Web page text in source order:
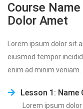
Course
Dolor Amet
Lorem ipsum dolor sit
eiusmod tempor
enim ad minim veniam.
Lesson 1: Name
Lorem ipsum